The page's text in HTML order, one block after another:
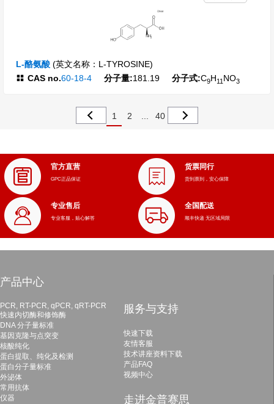
L-酪氨酸 (英文名称：L-TYROSINE)
CAS no.60-18-4 分子量:181.19 分子式:C9H11 NO3
1 2 40
官方直营
GPC正品保证
货票同行
货到票到，安心保障
专业售后
专业客服，贴心解答
全国配送
顺丰快递 无区域局限
产品中心
PCR, RT-PCR, qPCR, qRT-PCR
快速内切酶和修饰酶
DNA 分子量标准
基因克隆与点突变
核酸纯化
蛋白提取、纯化及检测
蛋白分子量标准
外泌体
常用抗体
仪器
服务与支持
快速下载
友情客服
技术讲座资料下载
产品FAQ
视频中心
走进金普赛思